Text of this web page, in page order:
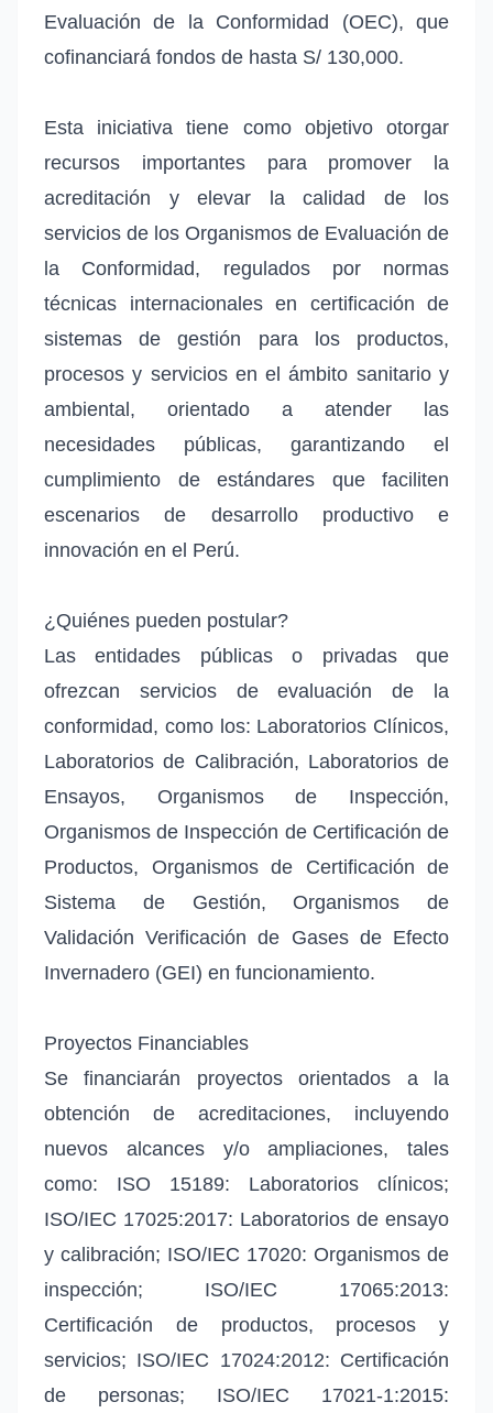
Evaluación de la Conformidad (OEC), que
cofinanciará fondos de hasta S/ 130,000.
Esta iniciativa tiene como objetivo otorgar
recursos importantes para promover la
acreditación y elevar la calidad de los
servicios de los Organismos de Evaluación de
la Conformidad, regulados por normas
técnicas internacionales en certificación de
sistemas de gestión para los productos,
procesos y servicios en el ámbito sanitario y
ambiental, orientado a atender las
necesidades públicas, garantizando el
cumplimiento de estándares que faciliten
escenarios de desarrollo productivo e
innovación en el Perú.
¿Quiénes pueden postular?
Las entidades públicas o privadas que
ofrezcan servicios de evaluación de la
conformidad, como los: Laboratorios Clínicos,
Laboratorios de Calibración, Laboratorios de
Ensayos, Organismos de Inspección,
Organismos de Inspección de Certificación de
Productos, Organismos de Certificación de
Sistema de Gestión, Organismos de
Validación Verificación de Gases de Efecto
Invernadero (GEI) en funcionamiento.
Proyectos Financiables
Se financiarán proyectos orientados a la
obtención de acreditaciones, incluyendo
nuevos alcances y/o ampliaciones, tales
como: ISO 15189: Laboratorios clínicos;
ISO/IEC 17025:2017: Laboratorios de ensayo
y calibración; ISO/IEC 17020: Organismos de
inspección; ISO/IEC 17065:2013:
Certificación de productos, procesos y
servicios; ISO/IEC 17024:2012: Certificación
de personas; ISO/IEC 17021-1:2015: